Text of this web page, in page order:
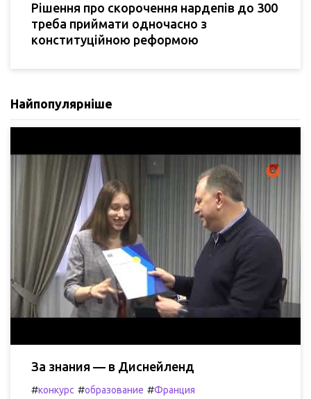
Рішення про скорочення нардепів до 300
треба приймати одночасно з
конституційною реформою
Найпопулярніше
За знания — в Диснейленд
#конкурс #образование #Франция